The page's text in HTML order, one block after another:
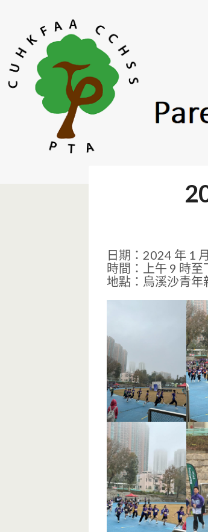
content
CUHKFAA CCHSS
日期：2024 年 1
時間：上午 9 時至
地點：烏溪沙青年